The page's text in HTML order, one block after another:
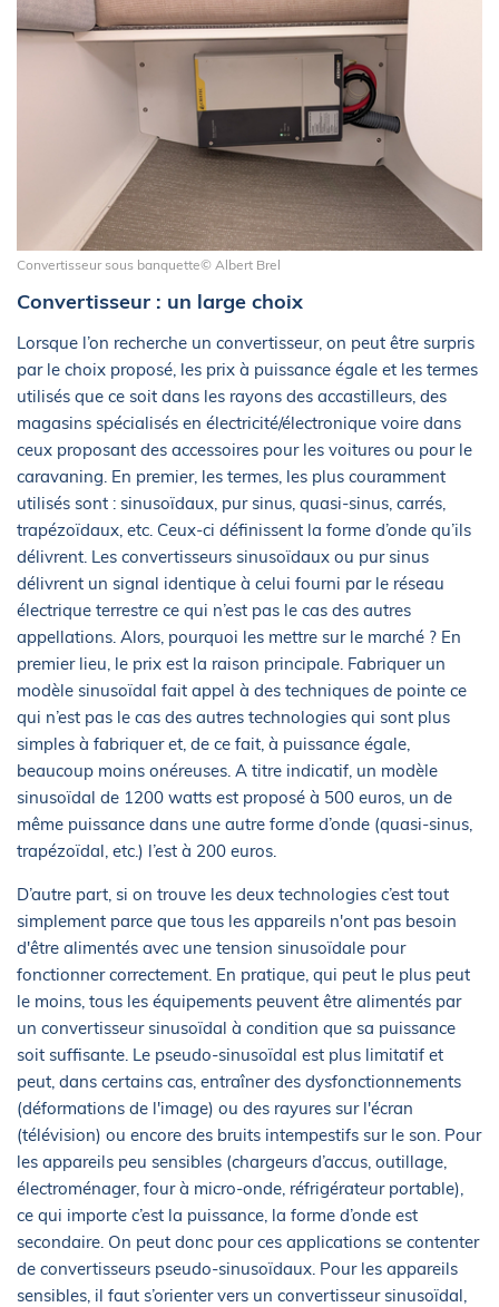
Convertisseur sous banquette© Albert Brel
Convertisseur : un large choix
Lorsque l’on recherche un convertisseur, on peut être surpris
par le choix proposé, les prix à puissance égale et les termes
utilisés que ce soit dans les rayons des accastilleurs, des
magasins spécialisés en électricité/électronique voire dans
ceux proposant des accessoires pour les voitures ou pour le
caravaning. En premier, les termes, les plus couramment
utilisés sont : sinusoïdaux, pur sinus, quasi-sinus, carrés,
trapézoïdaux, etc. Ceux-ci définissent la forme d’onde qu’ils
délivrent. Les convertisseurs sinusoïdaux ou pur sinus
délivrent un signal identique à celui fourni par le réseau
électrique terrestre ce qui n’est pas le cas des autres
appellations. Alors, pourquoi les mettre sur le marché ? En
premier lieu, le prix est la raison principale. Fabriquer un
modèle sinusoïdal fait appel à des techniques de pointe ce
qui n’est pas le cas des autres technologies qui sont plus
simples à fabriquer et, de ce fait, à puissance égale,
beaucoup moins onéreuses. A titre indicatif, un modèle
sinusoïdal de 1200 watts est proposé à 500 euros, un de
même puissance dans une autre forme d’onde (quasi-sinus,
trapézoïdal, etc.) l’est à 200 euros.
D’autre part, si on trouve les deux technologies c’est tout
simplement parce que tous les appareils n'ont pas besoin
d'être alimentés avec une tension sinusoïdale pour
fonctionner correctement. En pratique, qui peut le plus peut
le moins, tous les équipements peuvent être alimentés par
un convertisseur sinusoïdal à condition que sa puissance
soit suffisante. Le pseudo-sinusoïdal est plus limitatif et
peut, dans certains cas, entraîner des dysfonctionnements
(déformations de l'image) ou des rayures sur l'écran
(télévision) ou encore des bruits intempestifs sur le son. Pour
les appareils peu sensibles (chargeurs d’accus, outillage,
électroménager, four à micro-onde, réfrigérateur portable),
ce qui importe c’est la puissance, la forme d’onde est
secondaire. On peut donc pour ces applications se contenter
de convertisseurs pseudo-sinusoïdaux. Pour les appareils
sensibles, il faut s’orienter vers un convertisseur sinusoïdal,